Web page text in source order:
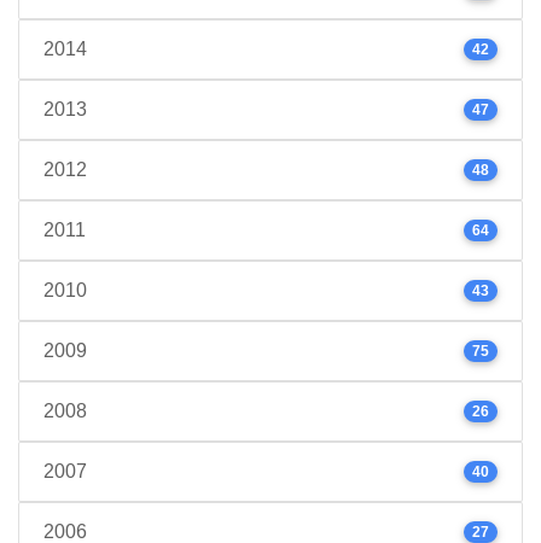
2014 42
2013 47
2012 48
2011 64
2010 43
2009 75
2008 26
2007 40
2006 27